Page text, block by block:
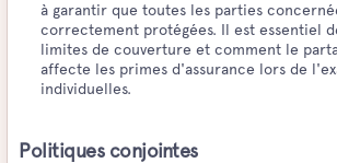
à garantir que toutes les parties
correctement protégées. Il est essentiel
limites de couverture et comment le
affecte les primes d'assurance lors de
individuelles.
Politiques conjointes